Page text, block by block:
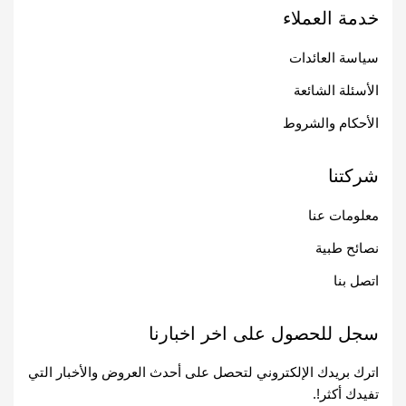
خدمة العملاء
سياسة العائدات
الأسئلة الشائعة
الأحكام والشروط
شركتنا
معلومات عنا
نصائح طبية
اتصل بنا
سجل للحصول على اخر اخبارنا
اترك بريدك الإلكتروني لتحصل على أحدث العروض والأخبار التي
تفيدك أكثر!.